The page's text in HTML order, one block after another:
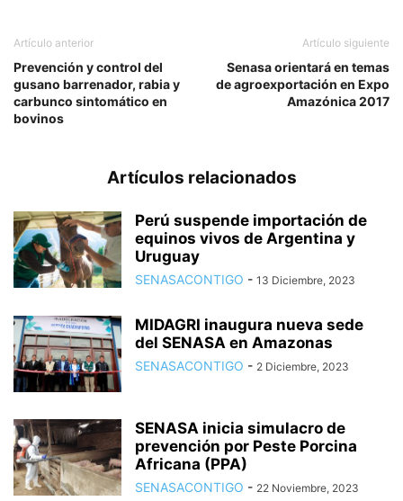
Artículo anterior
Prevención y control del
gusano barrenador, rabia y
carbunco sintomático en
bovinos
Artículo siguiente
Senasa orientará en temas
de agroexportación en Expo
Amazónica 2017
Artículos relacionados
Perú suspende importación de
equinos vivos de Argentina y
Uruguay
SENASACONTIGO - 13 Diciembre, 2023
MIDAGRI inaugura nueva sede
del SENASA en Amazonas
SENASACONTIGO - 2 Diciembre, 2023
SENASA inicia simulacro de
prevención por Peste Porcina
Africana (PPA)
SENASACONTIGO - 22 Noviembre, 2023